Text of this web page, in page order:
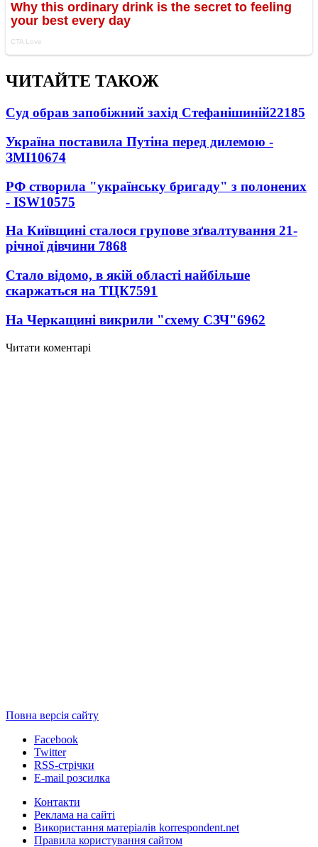
ЧИТАЙТЕ ТАКОЖ
Суд обрав запобіжний захід Стефанішиній22185
Україна поставила Путіна перед дилемою -
ЗМІ10674
РФ створила "українську бригаду" з полонених
- ISW10575
На Київщині сталося групове зґвалтування 21-
річної дівчини 7868
Стало відомо, в якій області найбільше
скаржаться на ТЦК7591
На Черкащині викрили "схему СЗЧ"6962
Читати коментарі
Повна версія сайту
Facebook
Twitter
RSS-стрічки
E-mail розсилка
Контакти
Реклама на сайті
Використання матеріалів korrespondent.net
Правила користування сайтом